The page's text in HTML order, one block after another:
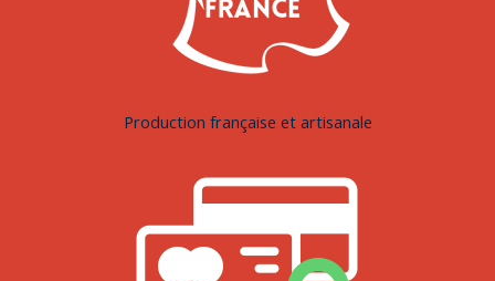
Production française et artisanale